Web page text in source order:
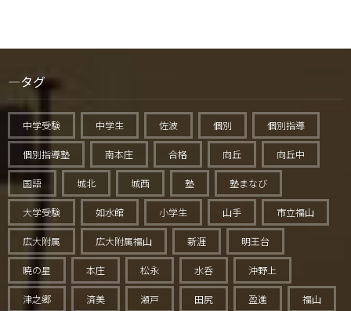
タグ
中学受験 中学生 佐波 個別 個別指導
個別指導塾 南本庄 合格 向丘 向丘中
国語 城北 城西 塾 塾まなび
大学受験 如水館 小学生 山手 市立福山
広大附属 広大附属福山 新涯 明王台
暁の星 本庄 松永 水呑 沖野上
津之郷 済美 瀬戸 田尻 盈進 福山